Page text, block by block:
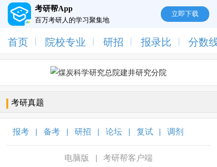
考研帮App
百万考研人的学习聚集地
立即下载
首页 院校专业 研招 报录比 分数
考研真题
报考 备考 研招 论坛 复试 调剂
电脑版 考研帮客户端